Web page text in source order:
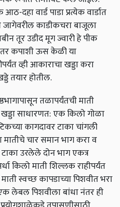
दहा वार्ड पाडा प्रत्येक वार्डात
जागेवरील काडीकचरा बाजूला
तूर उडीद मूग ज्वारी हे पीक
कपाशी ऊस केळी या
व्ही आकाराचा खड्डा करा
तयार होतील.
तळापर्यंतची माती
साधारणत: एक किलो गोळा
कागदावर टाका चांगली
चार समान भाग करा व
उरलेले दोन भाग एकत्र
किलो माती शिल्लक राहीपर्यंत
स्वच्छ कापडाच्या पिशवीत भरा
लेबल पिशवीला बांधा नंतर ही